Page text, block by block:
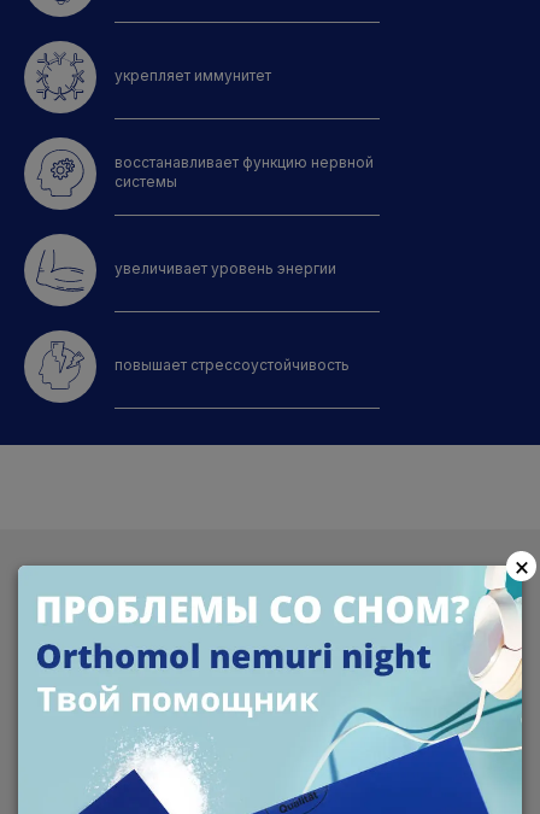
укрепляет иммунитет
восстанавливает функцию нервной
системы
увеличивает уровень энергии
повышает стрессоустойчивость
ИНФОРМАЦИЯ О КОМПЛЕКСЕ
ИНСТРУКЦИЯ
×